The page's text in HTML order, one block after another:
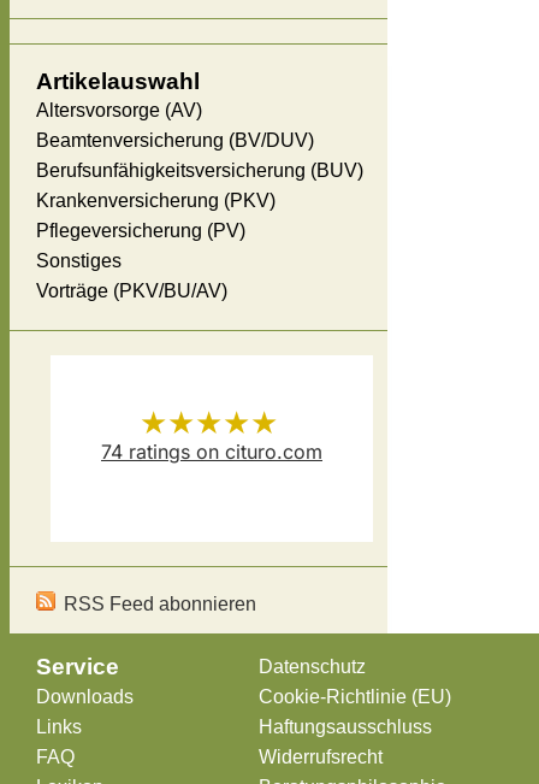
Artikelauswahl
Altersvorsorge (AV)
Beamtenversicherung (BV/DUV)
Berufsunfähigkeitsversicherung (BUV)
Krankenversicherung (PKV)
Pflegeversicherung (PV)
Sonstiges
Vorträge (PKV/BU/AV)
Schösserhas
★★★★★
74 ratings on cituro.com
RSS Feed abonnieren
Service
Downloads
Links
FAQ
Datenschutz
Cookie-Richtlinie (EU)
Haftungsausschluss
Widerrufsrecht